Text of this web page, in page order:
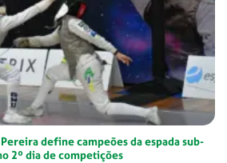
define campeões da espada sub-
2º dia de competições